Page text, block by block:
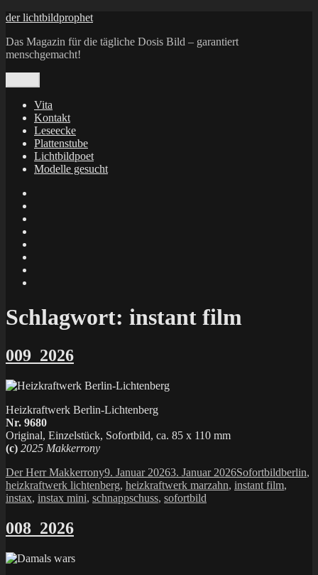
Zum
springen
der lichtbildprophet
Das Magazin für die tägliche Dosis Bild – garantiert
menschgemacht!
Vita
Kontakt
Leseecke
Plattenstube
Lichtbildpoet
Modelle gesucht
X
Schlagwort: instant film
009_2026
Heizkraftwerk Berlin-Lichtenberg
Nr. 9680
Original, Einzelstück, Sofortbild, ca. 85 x 110 mm
(c) 2025 Makkerrony
Autor
Der Herr MakkerronyVeröffentlicht
am
9. Januar 20263. Januar 2026Kategorien
Sofortbildberlin,
heizkraftwerk lichtenberg, heizkraftwerk marzahn, instant film,
instax, instax mini, schnappschuss, sofortbild
008_2026